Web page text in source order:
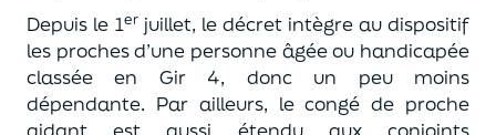
Depuis le 1er juillet, le décret intègre au dispositif
les proches d’une personne âgée ou handicapée
classée en Gir 4, donc un peu moins
dépendante. Par ailleurs, le congé de proche